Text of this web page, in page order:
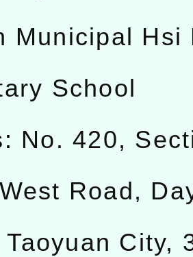
Municipal Hsi
School
No. 420,
Road,
City,